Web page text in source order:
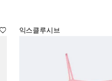
익스클루시브